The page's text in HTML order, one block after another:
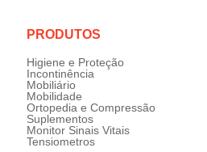
PRODUTOS
Higiene e Proteção
Incontinência
Mobiliário
Mobilidade
Ortopedia e Compressão
Suplementos
Monitor Sinais Vitais
Tensiometros